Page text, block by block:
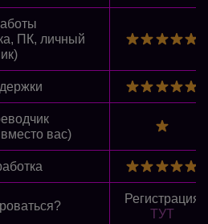
ПК, личный
вас)
Регистрация
ТУТ